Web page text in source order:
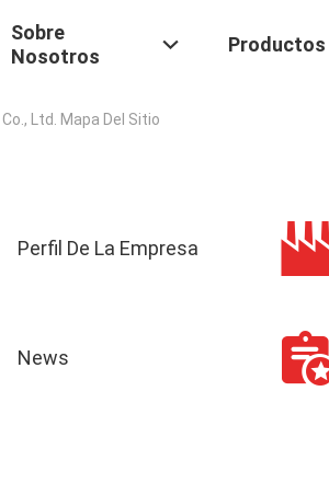
Sobre
Nosotros
Productos
Ltd. Mapa Del Sitio
Perfil De La Empresa
News